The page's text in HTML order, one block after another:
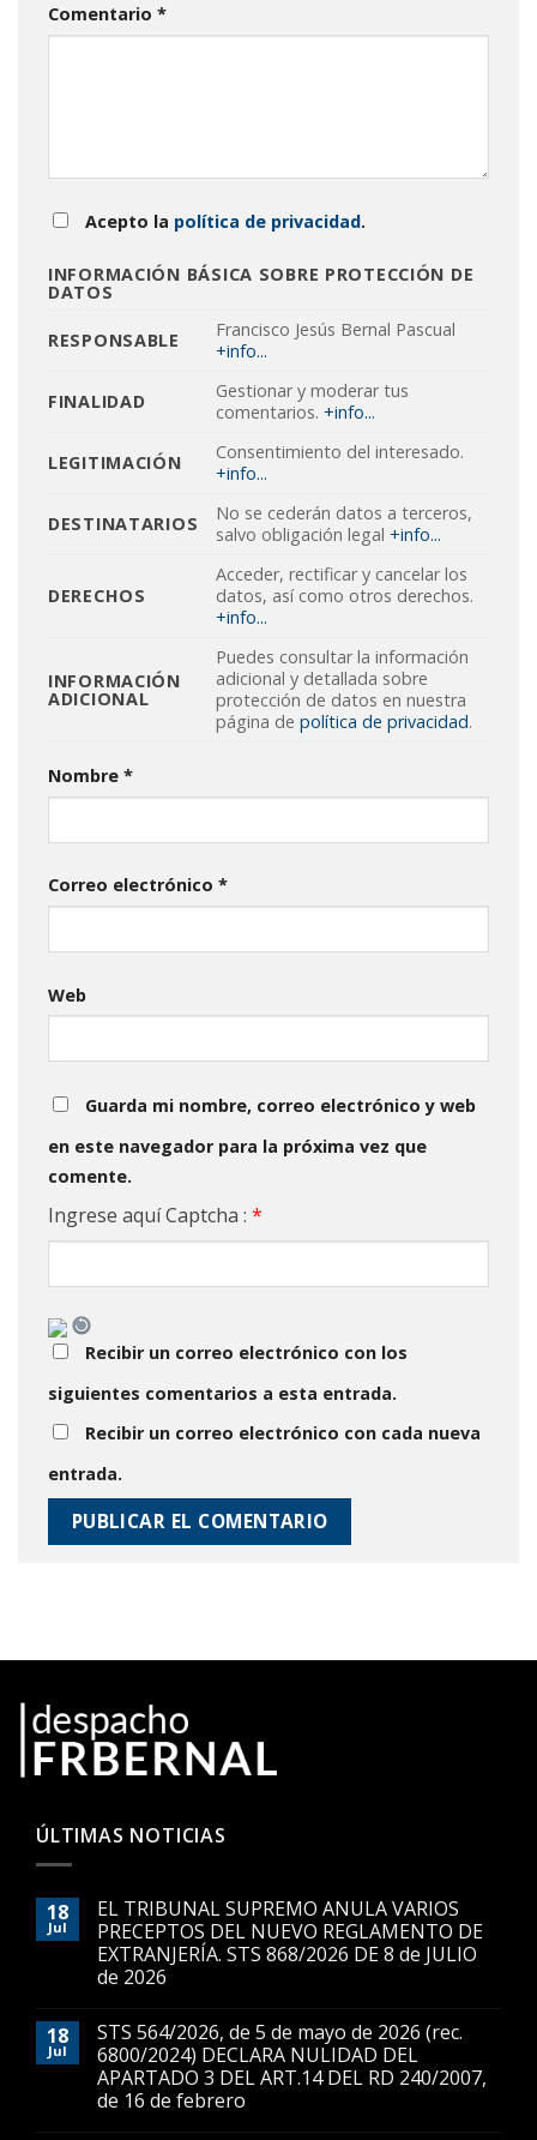
Comentario *
Acepto la política de privacidad.
INFORMACIÓN BÁSICA SOBRE PROTECCIÓN DE
DATOS
RESPONSABLE
Francisco Jesús Bernal Pascual
+info...
FINALIDAD
Gestionar y moderar tus
comentarios. +info...
LEGITIMACIÓN
Consentimiento del interesado.
+info...
DESTINATARIOS
No se cederán datos a terceros,
salvo obligación legal +info...
DERECHOS
Acceder, rectificar y cancelar los
datos, así como otros derechos.
+info...
INFORMACIÓN
ADICIONAL
Puedes consultar la información
adicional y detallada sobre
protección de datos en nuestra
página depolítica de privacidad.
Nombre *
Correo electrónico *
Web
Guarda mi nombre, correo electrónico y web
en este navegador para la próxima vez que
comente.
Ingrese aquí Captcha : *
Recibir un correo electrónico con los
siguientes comentarios a esta entrada.
Recibir un correo electrónico con cada nueva
entrada.
ÚLTIMAS NOTICIAS
18
Jul
EL TRIBUNAL SUPREMO ANULA VARIOS
PRECEPTOS DEL NUEVO REGLAMENTO DE
EXTRANJERÍA. STS 868/2026 DE 8 de JULIO
de 2026
18
Jul
STS 564/2026, de 5 de mayo de 2026 (rec.
6800/2024) DECLARA NULIDAD DEL
APARTADO 3 DEL ART.14 DEL RD 240/2007,
de 16 de febrero